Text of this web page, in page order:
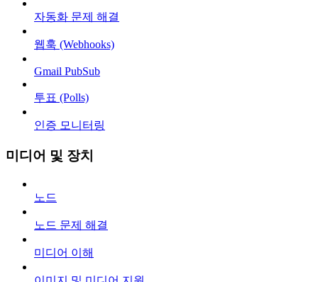
자동화 문제 해결
웹훅 (Webhooks)
Gmail PubSub
투표 (Polls)
인증 모니터링
미디어 및 장치
노드
노드 문제 해결
미디어 이해